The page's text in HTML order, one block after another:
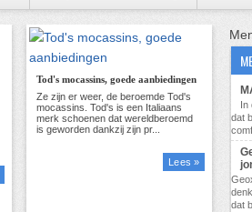
Tod's mocassins, goede aanbiedingen
Lees »
In
dat
dat